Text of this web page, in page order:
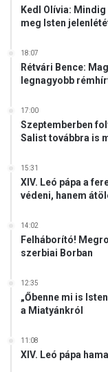
Kedl Olívia:
meg Isten
18:07
Rétvári Bence:
legnagyobb
17:00
Szeptemberben
Salist továbbra is
15:31
XIV. Leó pápa a
védeni, hanem
14:02
Felháborító!
szerbiai Borban
12:35
„Őbenne mi is
a Miatyánkról
11:08
XIV. Leó pápa